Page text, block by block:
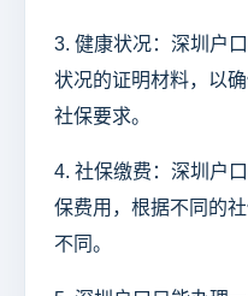
3. 健康状况：深圳户
状况的证明材料，以
社保要求。
4. 社保缴费：深圳户
保费用，根据不同的
不同。